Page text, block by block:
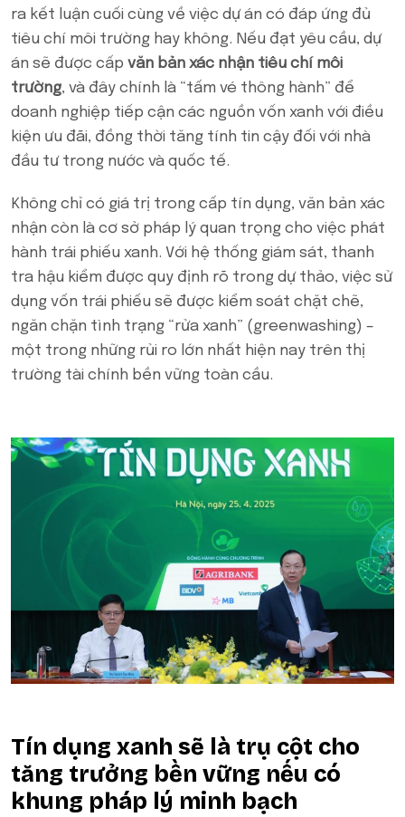
ra kết luận cuối cùng về việc dự án có đáp ứng đủ
tiêu chí môi trường hay không. Nếu đạt yêu cầu, dự
án sẽ được cấp văn bản xác nhận tiêu chí môi
trường, và đây chính là “tấm vé thông hành” để
doanh nghiệp tiếp cận các nguồn vốn xanh với điều
kiện ưu đãi, đồng thời tăng tính tin cậy đối với nhà
đầu tư trong nước và quốc tế.
Không chỉ có giá trị trong cấp tín dụng, văn bản xác
nhận còn là cơ sở pháp lý quan trọng cho việc phát
hành trái phiếu xanh. Với hệ thống giám sát, thanh
tra hậu kiểm được quy định rõ trong dự thảo, việc sử
dụng vốn trái phiếu sẽ được kiểm soát chặt chẽ,
ngăn chặn tình trạng “rửa xanh” (greenwashing) –
một trong những rủi ro lớn nhất hiện nay trên thị
trường tài chính bền vững toàn cầu.
Tín dụng xanh sẽ là trụ cột cho
tăng trưởng bền vững nếu có
khung pháp lý minh bạch